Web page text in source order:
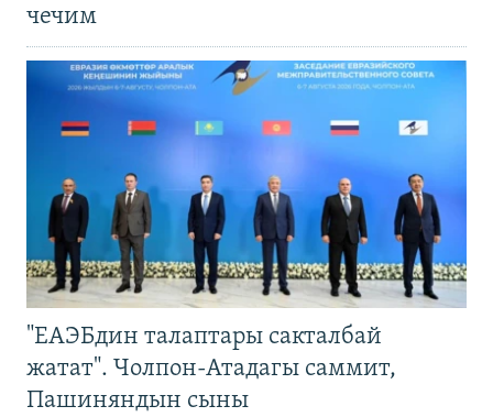
чечим
"ЕАЭБдин талаптары сакталбай
жатат". Чолпон-Атадагы саммит,
Пашиняндын сыны